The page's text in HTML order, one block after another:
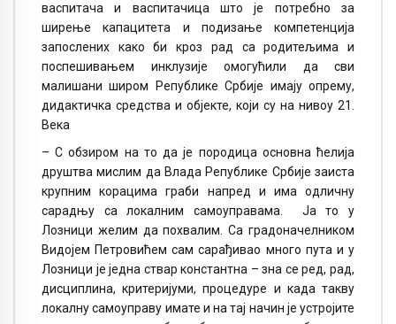
васпитача и васпитачица што је потребно за
ширење капацитета и подизање компетенција
запослених како би кроз рад са родитељима и
поспешивањем инклузије омогућили да сви
малишани широм Републике Србије имају опрему,
дидактичка средства и објекте, који су на нивоу 21.
Века
– С обзиром на то да је породица основна ћелија
друштва мислим да Влада Републике Србије заиста
крупним корацима граби напред и има одличну
сарадњу са локалним самоуправама. Ја то у
Лозници желим да похвалим. Са градоначелником
Видојем Петровићем сам сарађивао много пута и у
Лозници је једна ствар константна – зна се ред, рад,
дисциплина, критеријуми, процедуре и када такву
локалну самоуправу имате и на тај начин је устројите